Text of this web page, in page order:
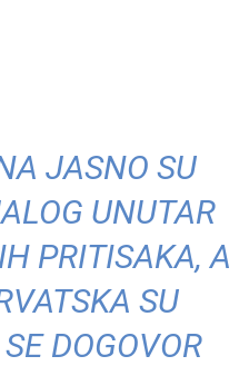
JASNO SU
UNUTAR
PRITISAKA, A
SU
DOGOVOR